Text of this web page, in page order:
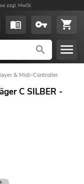
zzgl. MwSt.
& Midi-Controller
C SILBER -